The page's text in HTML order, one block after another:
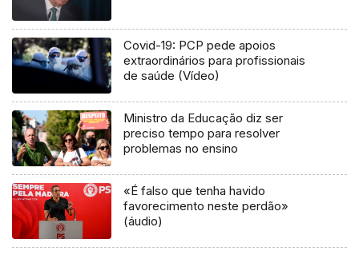
Covid-19: PCP pede apoios
extraordinários para profissionais
de saúde (Vídeo)
Ministro da Educação diz ser
preciso tempo para resolver
problemas no ensino
«É falso que tenha havido
favorecimento neste perdão»
(áudio)